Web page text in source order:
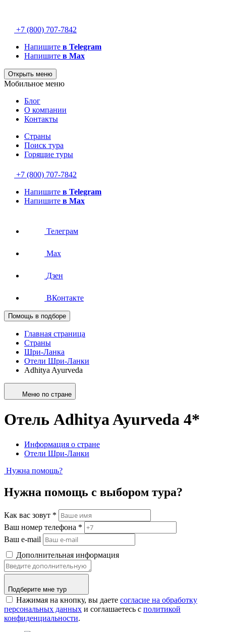
+7 (800) 707-7842
Напишите в Telegram
Напишите в Max
Открыть меню
Мобильное меню
Блог
О компании
Контакты
Страны
Поиск тура
Горящие туры
+7 (800) 707-7842
Напишите в Telegram
Напишите в Max
Телеграм
Max
Дзен
ВКонтакте
Помощь в подборе
Главная страница
Страны
Шри-Ланка
Отели Шри-Ланки
Adhitya Ayurveda
Меню по стране
Отель Adhitya Ayurveda 4*
Информация о стране
Отели Шри-Ланки
Нужна помощь?
Нужна помощь с выбором тура?
Как вас зовут *
Ваш номер телефона *
Ваш e-mail
Дополнительная информация
Подберите мне тур
Нажимая на кнопку, вы даете согласие на обработку
персональных данных и соглашаетесь c политикой
конфиденциальности.